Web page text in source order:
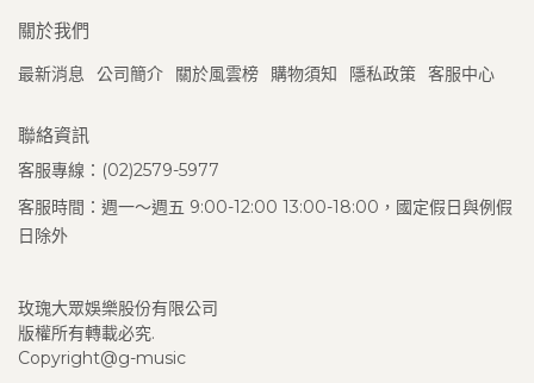
關於我們
最新消息 公司簡介 關於風雲榜 購物須知 隱私政策 客服中心
聯絡資訊
客服專線：(02)2579-5977
客服時間：週一～週五 9:00-12:00 13:00-18:00，國定假日與例假
日除外
玫瑰大眾娛樂股份有限公司
版權所有轉載必究.
Copyright@g-music